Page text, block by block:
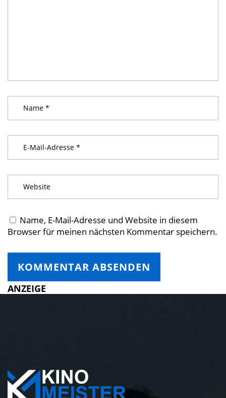
Name, E-Mail-Adresse und Website in diesem
Browser für meinen nächsten Kommentar speichern.
ANZEIGE